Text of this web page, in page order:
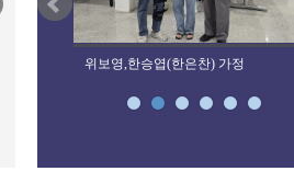
2026년 08월 01일 20회 DSC 영성수련
위보영,한승엽(한은찬) 가정